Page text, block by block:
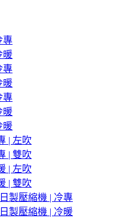
專
暖
專
暖
專
暖
暖
| 左吹
| 雙吹
| 左吹
| 雙吹
製壓縮機 | 冷專
製壓縮機 | 冷暖